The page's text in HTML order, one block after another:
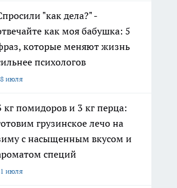
"как дела?" -
как моя бабушка: 5
которые меняют жизнь
психологов
июля
кг помидоров и 3 кг перца:
грузинское лечо на
с насыщенным вкусом и
специй
июля